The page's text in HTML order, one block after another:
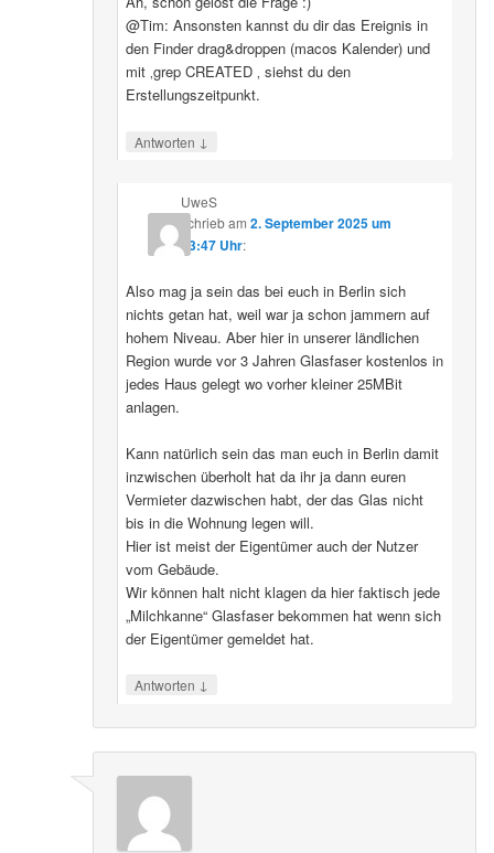
@Tim: Ansonsten kannst du dir das Ereignis in
den Finder drag&droppen (macos Kalender) und
mit ‚grep CREATED ‚ siehst du den
Erstellungszeitpunkt.
Antworten ↓
UweS
schriebam 2. September 2025 um
13:47 Uhr:
Also mag ja sein das bei euch in Berlin sich
nichts getan hat, weil war ja schon jammern auf
hohem Niveau. Aber hier in unserer ländlichen
Region wurde vor 3 Jahren Glasfaser kostenlos in
jedes Haus gelegt wo vorher kleiner 25MBit
anlagen.
Kann natürlich sein das man euch in Berlin damit
inzwischen überholt hat da ihr ja dann euren
Vermieter dazwischen habt, der das Glas nicht
bis in die Wohnung legen will.
Hier ist meist der Eigentümer auch der Nutzer
vom Gebäude.
Wir können halt nicht klagen da hier faktisch jede
„Milchkanne“ Glasfaser bekommen hat wenn sich
der Eigentümer gemeldet hat.
Antworten ↓